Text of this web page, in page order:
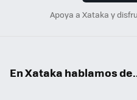
Apoya a Xataka y
En Xataka hablamos